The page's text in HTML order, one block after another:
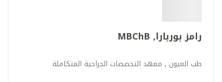
رامز بوربارا, MBChB
طب العيون , معهد التخصصات الجراحية المتكاملة